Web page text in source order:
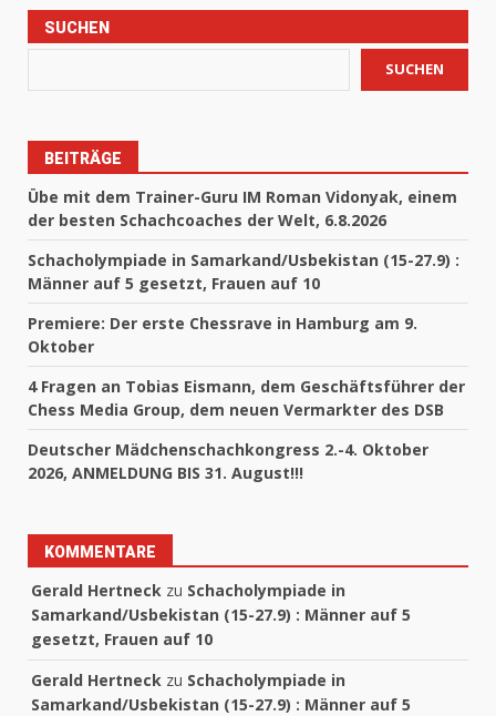
SUCHEN
SUCHEN
BEITRÄGE
Übe mit dem Trainer-Guru IM Roman Vidonyak, einem
der besten Schachcoaches der Welt, 6.8.2026
Schacholympiade in Samarkand/Usbekistan (15-27.9) :
Männer auf 5 gesetzt, Frauen auf 10
Premiere: Der erste Chessrave in Hamburg am 9.
Oktober
4 Fragen an Tobias Eismann, dem Geschäftsführer der
Chess Media Group, dem neuen Vermarkter des DSB
Deutscher Mädchenschachkongress 2.-4. Oktober
2026, ANMELDUNG BIS 31. August!!!
KOMMENTARE
Gerald Hertneck zu Schacholympiade in
Samarkand/Usbekistan (15-27.9) : Männer auf 5
gesetzt, Frauen auf 10
Gerald Hertneck zu Schacholympiade in
Samarkand/Usbekistan (15-27.9) : Männer auf 5